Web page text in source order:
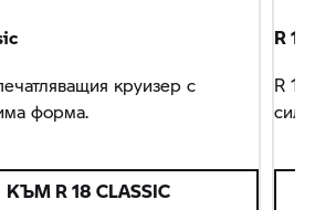
круизер с
форма.
КЪМ R 18 CLASSIC
R 18
R 18
силен